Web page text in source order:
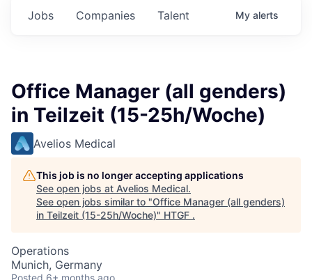
Jobs Companies Talent My alerts
Office Manager (all genders)
in Teilzeit (15-25h/Woche)
Avelios Medical
This job is no longer accepting applications
See open jobs at Avelios Medical.
See open jobs similar to "Office Manager (all genders)
in Teilzeit (15-25h/Woche)" HTGF .
Operations
Munich, Germany